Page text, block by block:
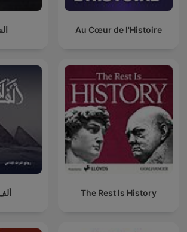
Au Cœur de l'Histoire
The Rest Is History